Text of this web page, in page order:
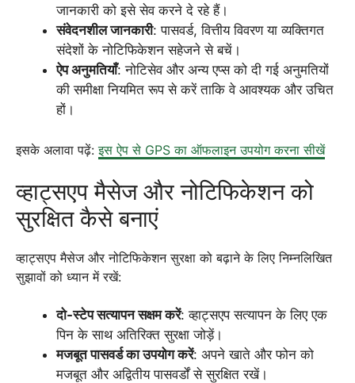
जानकारी को इसे सेव करने दे रहे हैं।
संवेदनशील जानकारी: पासवर्ड, वित्तीय विवरण या व्यक्तिगत
संदेशों के नोटिफिकेशन सहेजने से बचें।
ऐप अनुमतियाँ: नोटिसेव और अन्य एप्स को दी गई अनुमतियों
की समीक्षा नियमित रूप से करें ताकि वे आवश्यक और उचित
हों।
इसके अलावा पढ़ें:इस ऐप से GPS का ऑफलाइन उपयोग करना सीखें
व्हाट्सएप मैसेज और नोटिफिकेशन को
सुरक्षित कैसे बनाएं
व्हाट्सएप मैसेज और नोटिफिकेशन सुरक्षा को बढ़ाने के लिए निम्नलिखित
सुझावों को ध्यान में रखें:
दो-स्टेप सत्यापन सक्षम करें: व्हाट्सएप सत्यापन के लिए एक
पिन के साथ अतिरिक्त सुरक्षा जोड़ें।
मजबूत पासवर्ड का उपयोग करें: अपने खाते और फोन को
मजबूत और अद्वितीय पासवर्डों से सुरक्षित रखें।